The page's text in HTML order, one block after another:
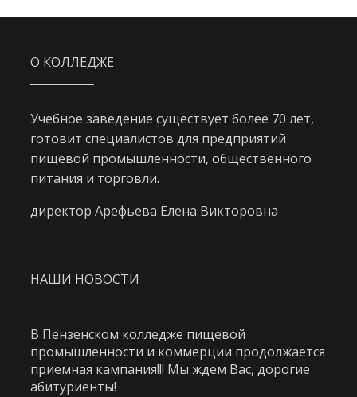
О КОЛЛЕДЖЕ
Учебное заведение существует более 70 лет,
готовит специалистов для предприятий
пищевой промышленности, общественного
питания и торговли.
директор Арефьева Елена Викторовна
НАШИ НОВОСТИ
В Пензенском колледже пищевой
промышленности и коммерции продолжается
приемная кампания!!! Мы ждем Вас, дорогие
абитуриенты!